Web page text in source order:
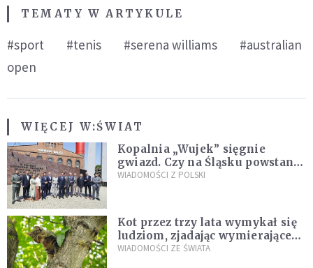
TEMATY W ARTYKULE
#sport #tenis #serena williams
#australian
open
WIĘCEJ W:ŚWIAT
Kopalnia „Wujek” sięgnie
gwiazd. Czy na Śląsku powstanie
„Dolina Krzemowa”?
WIADOMOŚCI Z POLSKI
Kot przez trzy lata wymykał się
ludziom, zjadając wymierające
kaczki. W końcu popełnił
WIADOMOŚCI ZE ŚWIATA